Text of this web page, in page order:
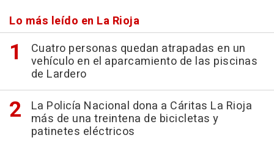
Lo más leído en La Rioja
Cuatro personas quedan atrapadas en un
vehículo en el aparcamiento de las piscinas
de Lardero
La Policía Nacional dona a Cáritas La Rioja
más de una treintena de bicicletas y
patinetes eléctricos